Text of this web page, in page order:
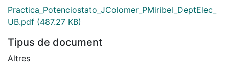
Practica_Potenciostato_JColomer_PMiribel_DeptElec_
UB.pdf (487.27 KB)
Tipus de document
Altres